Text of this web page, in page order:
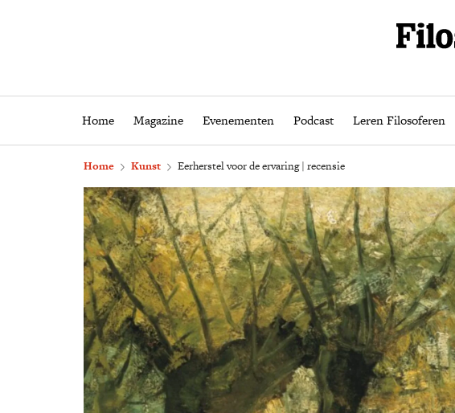
Home Magazine Evenementen Podcast Leren Filosoferen
Home Magazine Evenementen Podcast
Home Kunst Eerherstel voor de ervaring | recensie